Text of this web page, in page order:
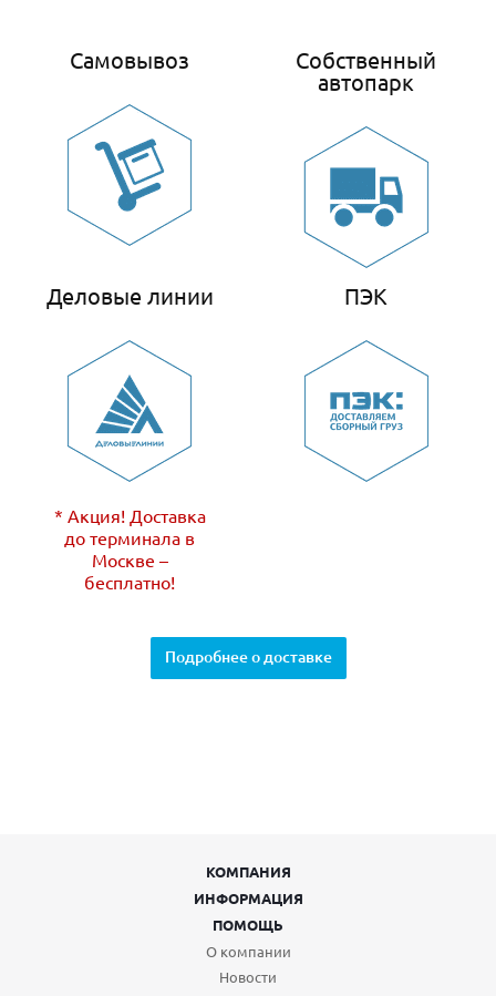
Самовывоз
Собственный
автопарк
Деловые линии
* Акция! Доставка
до терминала в
Москве –
бесплатно!
ПЭК
Подробнее о доставке
КОМПАНИЯ
ИНФОРМАЦИЯ
ПОМОЩЬ
О компании
Новости